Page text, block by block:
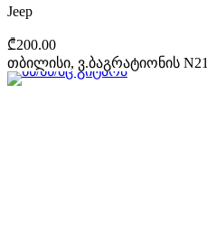
Jeep
₾200.00
თბილისი, ვ.ბაგრატიონის N21